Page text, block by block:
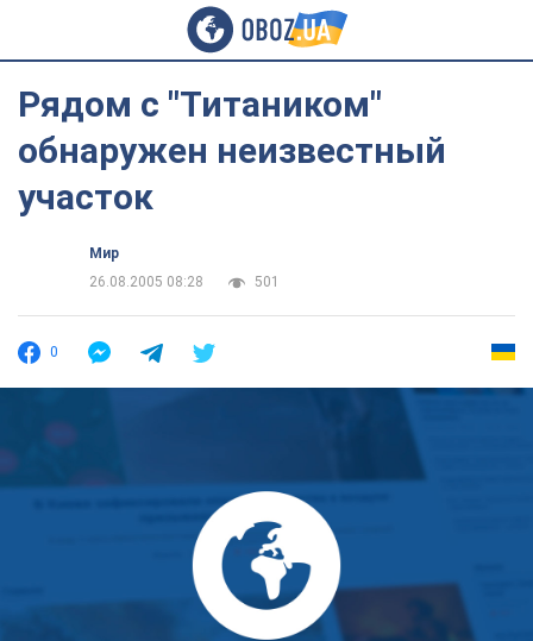
Рядом с "Титаником"
обнаружен неизвестный
участок
Мир
26.08.2005 08:28
501
0